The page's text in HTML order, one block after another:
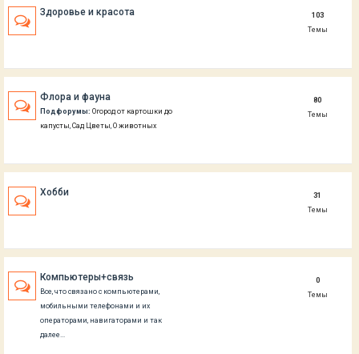
Здоровье и красота
103
Темы
Флора и фауна
Подфорумы: Огород от картошки до
капусты, Сад Цветы, О животных
80
Темы
Хобби
31
Темы
Компьютеры+связь
Все, что связано с компьютерами,
мобильными телефонами и их
операторами, навигаторами и так
далее...
0
Темы